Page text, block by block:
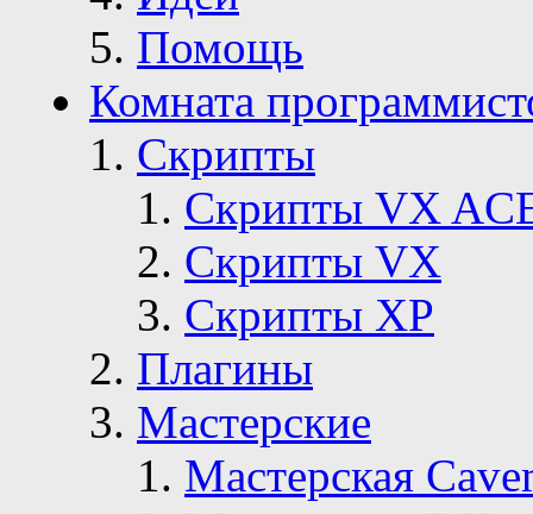
Помощь
Комната
Скрипты
Скрипты VX
Скрипты VX
Скрипты ХР
Плагины
Мастерские
Мастерская